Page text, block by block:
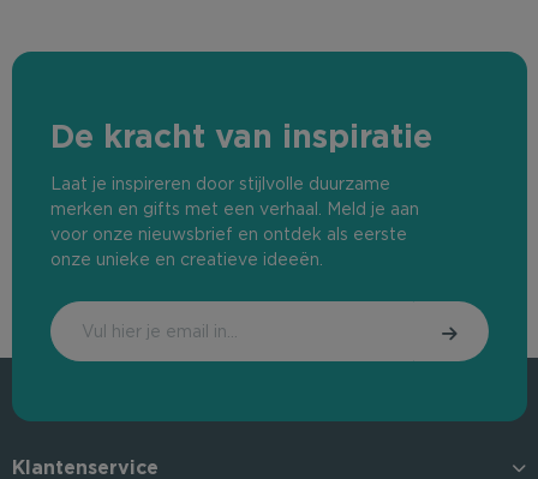
De kracht van inspiratie
Laat je inspireren door stijlvolle duurzame
merken en gifts met een verhaal. Meld je aan
voor onze nieuwsbrief en ontdek als eerste
onze unieke en creatieve ideeën.
Klantenservice